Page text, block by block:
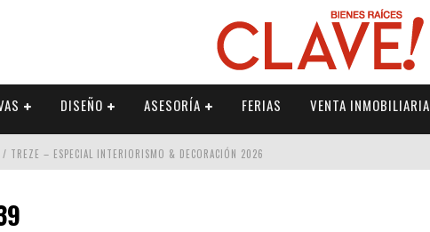
DISEÑO ASESORÍA FERIAS VENTA INMOBILIARIA
TREZE – ESPECIAL INTERIORISMO & DECORACIÓN 2026
& DECORACIÓN 2026